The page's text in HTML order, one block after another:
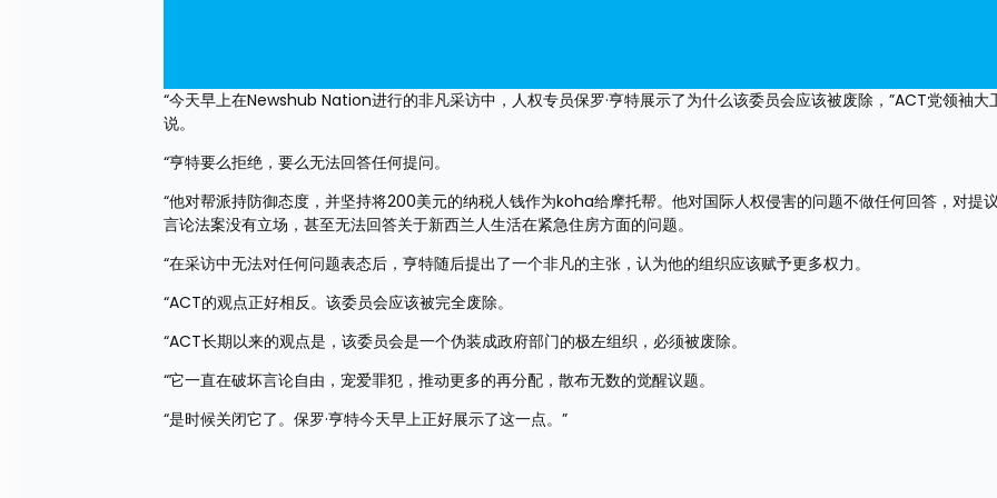
“今天早上在Newshub Nation进行的非凡采访中，人权专员保罗·亨特展示了为什么该委员会应该被废除，”ACT党领袖大
说。
“亨特要么拒绝，要么无法回答任何提问。
“他对帮派持防御态度，并坚持将200美元的纳税人钱作为koha给摩托帮。他对国际人权侵害的问题不做任何回答，对提
言论法案没有立场，甚至无法回答关于新西兰人生活在紧急住房方面的问题。
“在采访中无法对任何问题表态后，亨特随后提出了一个非凡的主张，认为他的组织应该赋予更多权力。
“ACT的观点正好相反。该委员会应该被完全废除。
“ACT长期以来的观点是，该委员会是一个伪装成政府部门的极左组织，必须被废除。
“它一直在破坏言论自由，宠爱罪犯，推动更多的再分配，散布无数的觉醒议题。
“是时候关闭它了。保罗·亨特今天早上正好展示了这一点。”